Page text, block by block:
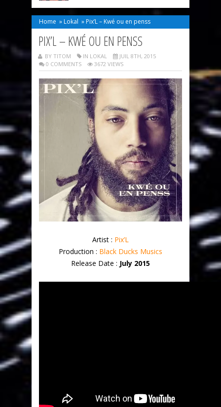
Home » Lokal » Pix’L – Kwé ou en penss
PIX’L – KWÉ OU EN PENSS
BY TITOM IN LOKAL
JUIL 8TH, 2015
0 COMMENTS
3672 VIEWS
Artist : Pix’L
Production : Black Ducks Musics
Release Date : July 2015